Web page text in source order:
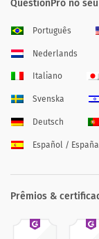
QuestionPro no
Português
Nederlands
Italiano
Svenska
Deutsch
Español / España
Prêmios &